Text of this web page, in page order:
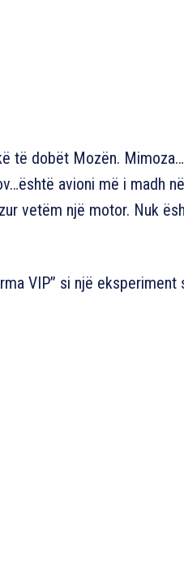
të dobët Mozën.
avioni më i madh
vetëm një motor. Nuk
VIP” si një